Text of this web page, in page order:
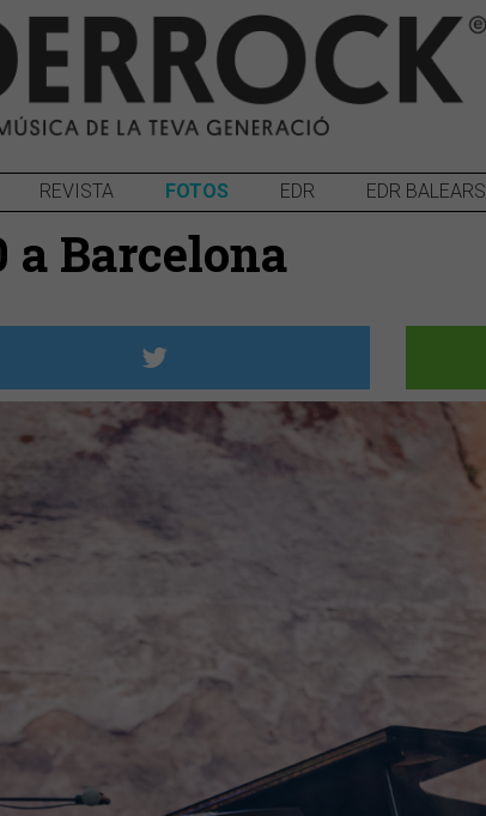
REVISTA FOTOS EDR EDR BALEARS
a Barcelona